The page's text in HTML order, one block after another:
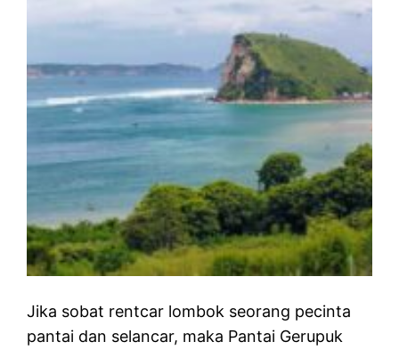
Jika sobat rentcar lombok seorang pecinta
pantai dan selancar, maka Pantai Gerupuk